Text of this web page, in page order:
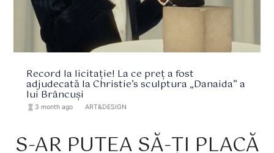
Record la licitație! La ce preț a fost
adjudecată la Christie’s sculptura „Danaida” a
lui Brâncuși
hourglass_full 3 month ago ART&DESIGN
S-AR PUTEA SĂ-ȚI PLACĂ